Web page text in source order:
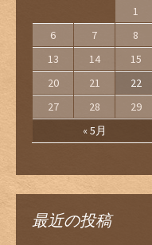
« 5月
1
6
7 8
13
14 15
20
21 22
27
28 29
最近の投稿